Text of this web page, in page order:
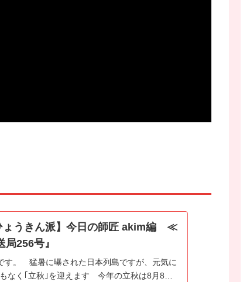
ょうきん派】今日の師匠 akim編 ≪
256号』
す。 猛暑に曝された日本列島ですが、元気に
なく｢立秋｣を迎えます 今年の立秋は8月8…